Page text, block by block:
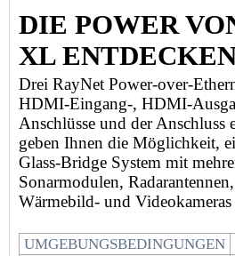
DIE POWER
XL
Drei RayNet Power-over-
HDMI-Eingang-, HDMI-
Anschlüsse und der Anschluss
geben Ihnen die Möglichkeit,
Glass-Bridge System mit
Sonarmodulen,
Wärmebild- und Videokameras
UMGEBUNGSBEDINGUNGEN